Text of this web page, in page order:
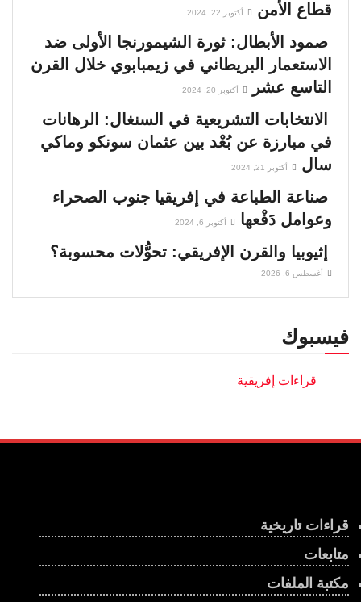
قطاع الأمن
أكتوبر 22, 2024
صمود الأبطال: ثورة الشيمورنجا الأولى ضد
الاستعمار البريطاني في زيمبابوي خلال القرن
التاسع عشر
أكتوبر 20, 2024
الانتخابات التشريعية في السنغال: الرهانات
في مبارزة عن بُعْد بين عثمان سونكو وماكي
سال
أكتوبر 21, 2024
صناعة الطباعة في إفريقيا جنوب الصحراء
وعوامل دَفْعها
أكتوبر 6, 2024
إثيوبيا والقرن الإفريقي: تحوُّلات محسوبة؟
أغسطس 6, 2026
فيسبوك
قراءات تاريخية
متابعات
مكتبة الملفات